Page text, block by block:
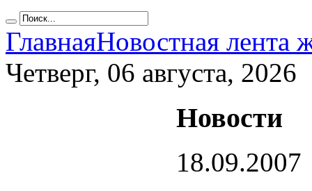
ГлавнаяНовостная лента
Четверг, 06 августа, 2026
Новости
18.09.2007